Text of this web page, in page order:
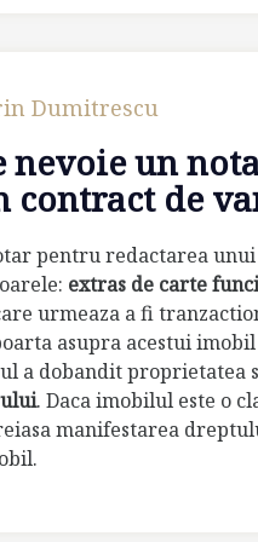
Dumitrescu
nevoie un
contract de
pentru redactarea
extras de carte
urmeaza a fi
asupra acestui
a dobandit proprietatea
. Daca imobilul este o
manifestarea